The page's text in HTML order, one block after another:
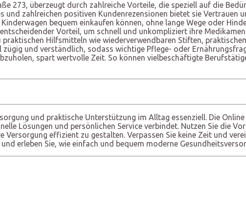
273, überzeugt durch zahlreiche Vorteile, die speziell auf die
zahlreichen positiven Kundenrezensionen bietet sie Vertrauen
bequem einkaufen können, ohne lange Wege oder
Vorteil, um schnell und unkompliziert ihre
Hilfsmitteln wie wiederverwendbaren Stiften,
und verständlich, sodass wichtige Pflege- oder
spart wertvolle Zeit. So können vielbeschäftigte
und praktische Unterstützung im Alltag essenziell. Die
Lösungen und persönlichen Service verbindet. Nutzen Sie die
effizient zu gestalten. Verpassen Sie keine Zeit und
erleben Sie, wie einfach und bequem moderne